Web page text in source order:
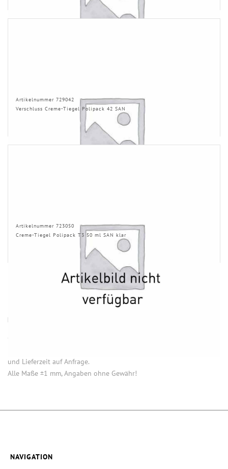
Artikelnummer 729042
Verschluss Creme-Tiegel Polipack 42 SAN
Artikelnummer 723050
Creme-Tiegel Polipack T3 50 ml SAN klar
HINWEISE
und Lieferzeit auf Anfrage.
Alle Maße ±1 mm, Angaben ohne Gewähr!
NAVIGATION